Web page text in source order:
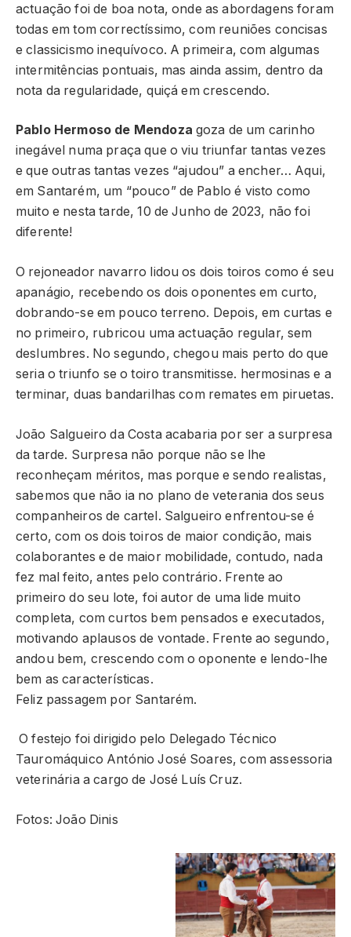
actuação foi de boa nota, onde as abordagens foram
todas em tom correctíssimo, com reuniões concisas
e classicismo inequívoco. A primeira, com algumas
intermitências pontuais, mas ainda assim, dentro da
nota da regularidade, quiçá em crescendo.
Pablo Hermoso de Mendoza goza de um carinho
inegável numa praça que o viu triunfar tantas vezes
e que outras tantas vezes “ajudou” a encher… Aqui,
em Santarém, um “pouco” de Pablo é visto como
muito e nesta tarde, 10 de Junho de 2023, não foi
diferente!
O rejoneador navarro lidou os dois toiros como é seu
apanágio, recebendo os dois oponentes em curto,
dobrando-se em pouco terreno. Depois, em curtas e
no primeiro, rubricou uma actuação regular, sem
deslumbres. No segundo, chegou mais perto do que
seria o triunfo se o toiro transmitisse. hermosinas e a
terminar, duas bandarilhas com remates em piruetas.
João Salgueiro da Costa acabaria por ser a surpresa
da tarde. Surpresa não porque não se lhe
reconheçam méritos, mas porque e sendo realistas,
sabemos que não ia no plano de veterania dos seus
companheiros de cartel. Salgueiro enfrentou-se é
certo, com os dois toiros de maior condição, mais
colaborantes e de maior mobilidade, contudo, nada
fez mal feito, antes pelo contrário. Frente ao
primeiro do seu lote, foi autor de uma lide muito
completa, com curtos bem pensados e executados,
motivando aplausos de vontade. Frente ao segundo,
andou bem, crescendo com o oponente e lendo-lhe
bem as características.
Feliz passagem por Santarém.
O festejo foi dirigido pelo Delegado Técnico
Tauromáquico António José Soares, com assessoria
veterinária a cargo de José Luís Cruz.
Fotos: João Dinis